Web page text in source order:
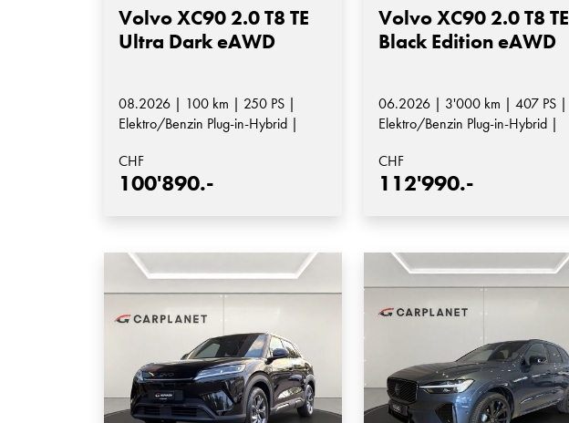
Volvo XC90 2.0 T8 TE
Ultra Dark eAWD
08.2026 | 100 km | 250 PS |
Elektro/Benzin Plug-in-Hybrid |
CHF
100'890.-
Volvo XC90 2.0 T8 TE
Black Edition eAWD
06.2026 | 3'000 km | 407 PS |
Elektro/Benzin Plug-in-Hybrid |
CHF
112'990.-